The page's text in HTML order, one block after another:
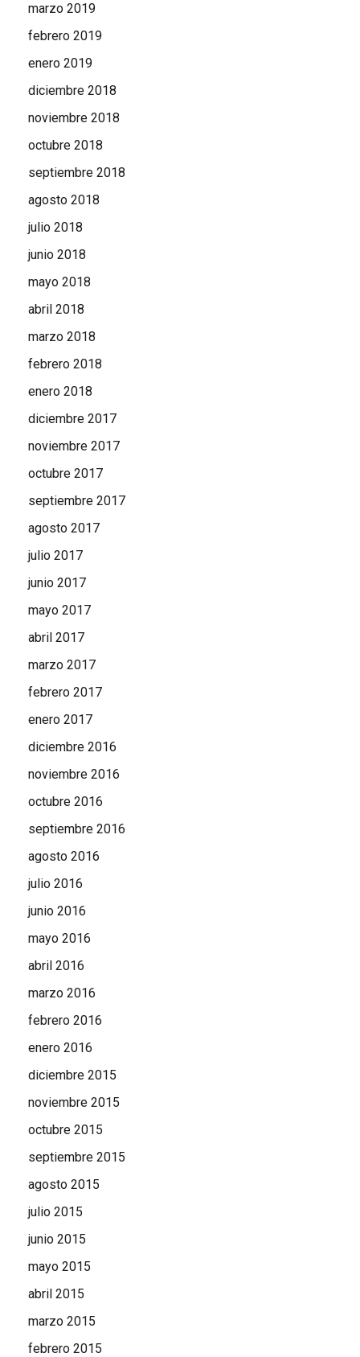
marzo 2019
febrero 2019
enero 2019
diciembre 2018
noviembre 2018
octubre 2018
septiembre 2018
agosto 2018
julio 2018
junio 2018
mayo 2018
abril 2018
marzo 2018
febrero 2018
enero 2018
diciembre 2017
noviembre 2017
octubre 2017
septiembre 2017
agosto 2017
julio 2017
junio 2017
mayo 2017
abril 2017
marzo 2017
febrero 2017
enero 2017
diciembre 2016
noviembre 2016
octubre 2016
septiembre 2016
agosto 2016
julio 2016
junio 2016
mayo 2016
abril 2016
marzo 2016
febrero 2016
enero 2016
diciembre 2015
noviembre 2015
octubre 2015
septiembre 2015
agosto 2015
julio 2015
junio 2015
mayo 2015
abril 2015
marzo 2015
febrero 2015